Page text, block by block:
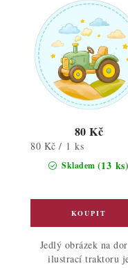
Skladem (13 ks)
80 Kč
Měrná
cena:
80 Kč / 1 ks
Jedlý obrázek na
ilustrací traktoru